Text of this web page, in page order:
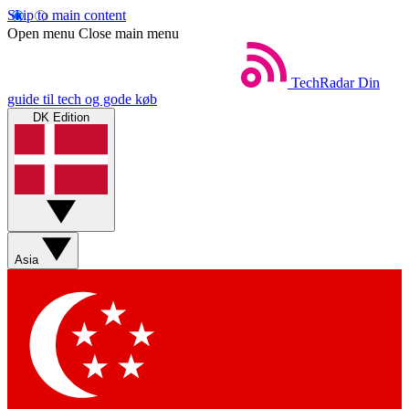
Skip to main content
Open menu Close main menu
TechRadar Din
guide til tech og gode køb
DK Edition
Asia